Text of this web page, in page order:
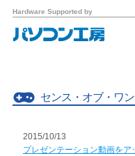
Hardware Supported by
センス・オブ・ワ
2015/10/13
プレゼンテーション動画をア